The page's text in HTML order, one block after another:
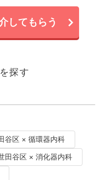
してもらう
探す
谷区 × 循環器内科
田谷区 × 消化器内科